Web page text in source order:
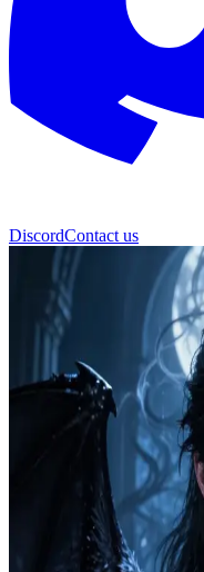
DiscordContact us